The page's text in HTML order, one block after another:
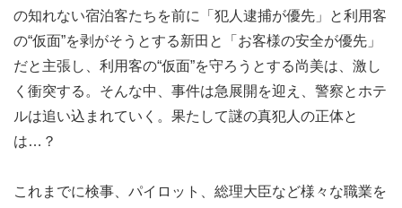
の知れない宿泊客たちを前に「犯人逮捕が優先」と利用客
の“仮面”を剥がそうとする新田と「お客様の安全が優先」
だと主張し、利用客の“仮面”を守ろうとする尚美は、激し
く衝突する。そんな中、事件は急展開を迎え、警察とホテ
ルは追い込まれていく。果たして謎の真犯人の正体と
は…？
これまでに検事、パイロット、総理大臣など様々な職業を